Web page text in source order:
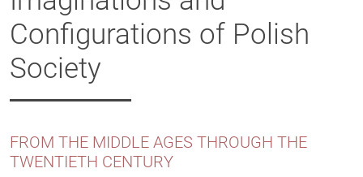
Configurations of Polish
Society
FROM THE MIDDLE AGES THROUGH THE
TWENTIETH CENTURY